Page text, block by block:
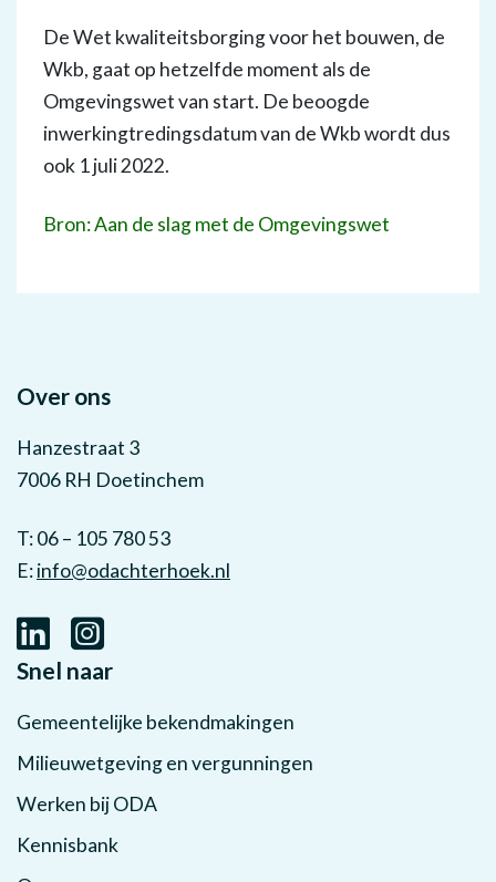
De Wet kwaliteitsborging voor het bouwen, de
Wkb, gaat op hetzelfde moment als de
Omgevingswet van start. De beoogde
inwerkingtredingsdatum van de Wkb wordt dus
ook 1 juli 2022.
Bron: Aan de slag met de Omgevingswet
Over ons
Hanzestraat 3
7006 RH Doetinchem
T: 06 – 105 780 53
E:info@odachterhoek.nl
Snel naar
Gemeentelijke bekendmakingen
Milieuwetgeving en vergunningen
Werken bij ODA
Kennisbank